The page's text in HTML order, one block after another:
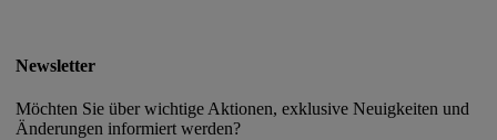
Newsletter
Möchten Sie über wichtige Aktionen, exklusive Neuigkeiten und
Änderungen informiert werden?